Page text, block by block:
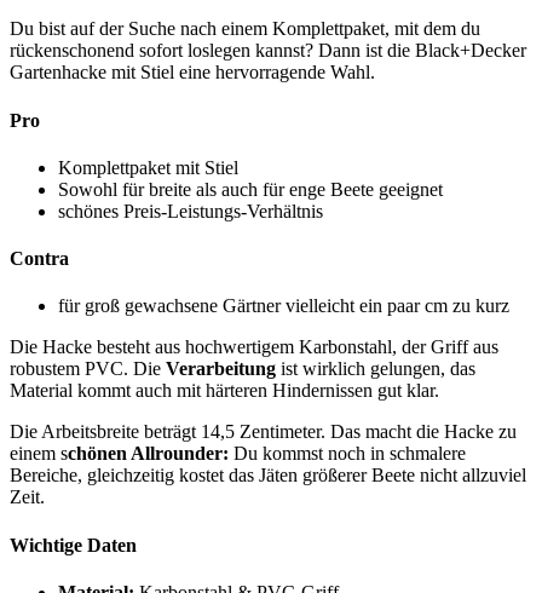
Du bist auf der Suche nach einem Komplettpaket, mit dem du
rückenschonend sofort loslegen kannst? Dann ist die Black+Decker
Gartenhacke mit Stiel eine hervorragende Wahl.
Pro
Komplettpaket mit Stiel
Sowohl für breite als auch für enge Beete geeignet
schönes Preis-Leistungs-Verhältnis
Contra
für groß gewachsene Gärtner vielleicht ein paar cm zu kurz
Die Hacke besteht aus hochwertigem Karbonstahl, der Griff aus
robustem PVC. Die Verarbeitung ist wirklich gelungen, das
Material kommt auch mit härteren Hindernissen gut klar.
Die Arbeitsbreite beträgt 14,5 Zentimeter. Das macht die Hacke zu
einem schönen Allrounder: Du kommst noch in schmalere
Bereiche, gleichzeitig kostet das Jäten größerer Beete nicht allzuviel
Zeit.
Wichtige Daten